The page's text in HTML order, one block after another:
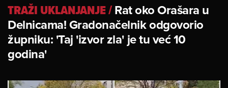
TRAŽI UKLANJANJE/Rat oko Orašara u
Delnicama! Gradonačelnik odgovorio
župniku: 'Taj 'izvor zla' je tu već 10
godina'